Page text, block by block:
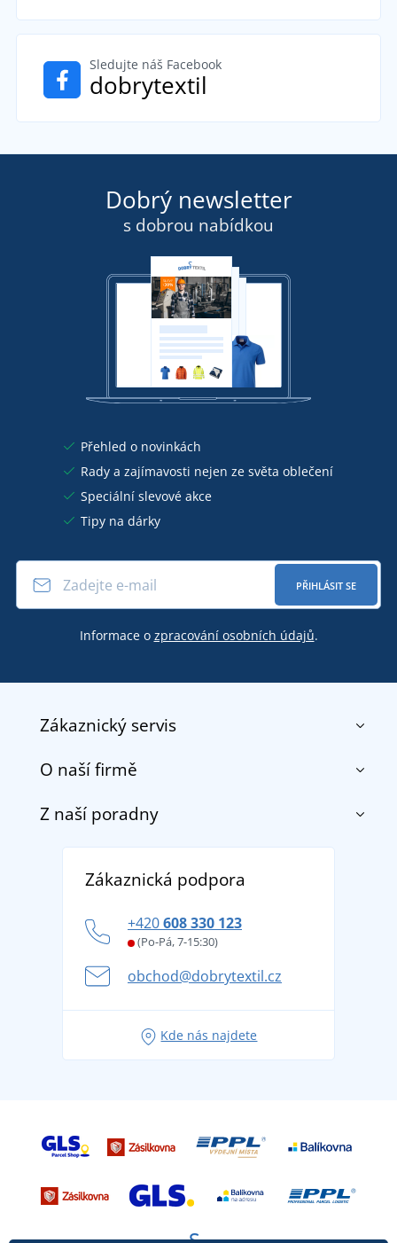
Sledujte náš Facebook
dobrytextil
Dobrý newsletter
s dobrou nabídkou
Přehled o novinkách
Rady a zajímavosti nejen ze světa oblečení
Speciální slevové akce
Tipy na dárky
PŘIHLÁSIT SE
Informace o zpracování osobních údajů.
Zákaznický servis
Kontakt
Doprava a platba
Vrácení zboží a reklamace
Potisk a výšivka
Věrnostní program BONTIS +
O naší firmě
O nás
DobrýTextil pro firmy a organizace
Z naší poradny
tradicí od roku 1976
Letní dobrodružství začíná balením aneb připravte
se na dovolenou bez starostí
Zákaznická podpora
+420608 330 123
(Po-Pá, 7-15:30)
obchod@dobrytextil.cz
Kde nás najdete